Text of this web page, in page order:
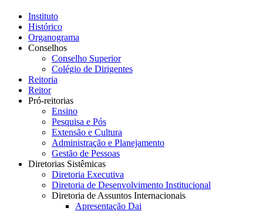
Instituto
Histórico
Organograma
Conselhos
Conselho Superior
Colégio de Dirigentes
Reitoria
Reitor
Pró-reitorias
Ensino
Pesquisa e Pós
Extensão e Cultura
Administração e Planejamento
Gestão de Pessoas
Diretorias Sistêmicas
Diretoria Executiva
Diretoria de Desenvolvimento Institucional
Diretoria de Assuntos Internacionais
Apresentação Dai